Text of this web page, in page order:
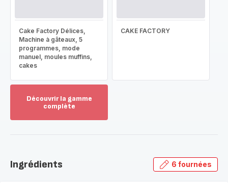
Cake Factory Délices,
Machine à gâteaux, 5
programmes, mode
manuel, moules muffins,
cakes
CAKE FACTORY
Découvrir la gamme
complète
gamme
Ingrédients 6 fournées